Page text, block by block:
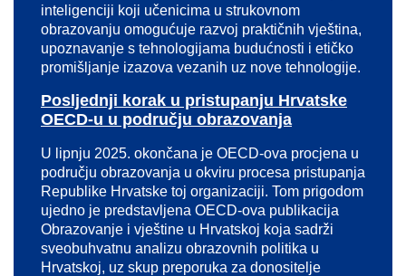
inteligenciji koji učenicima u strukovnom
obrazovanju omogućuje razvoj praktičnih vještina,
upoznavanje s tehnologijama budućnosti i etičko
promišljanje izazova vezanih uz nove tehnologije.
Posljednji korak u pristupanju Hrvatske
OECD-u u području obrazovanja
U lipnju 2025. okončana je OECD-ova procjena u
području obrazovanja u okviru procesa pristupanja
Republike Hrvatske toj organizaciji. Tom prigodom
ujedno je predstavljena OECD-ova publikacija
Obrazovanje i vještine u Hrvatskoj koja sadrži
sveobuhvatnu analizu obrazovnih politika u
Hrvatskoj, uz skup preporuka za donositelje